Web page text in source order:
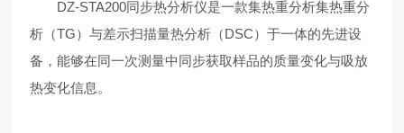
DZ-STA200同步热分析仪是一款集热重分析集热重分
析（TG）与差示扫描量热分析（DSC）于一体的先进设
备，能够在同一次测量中同步获取样品的质量变化与吸放
热变化信息。